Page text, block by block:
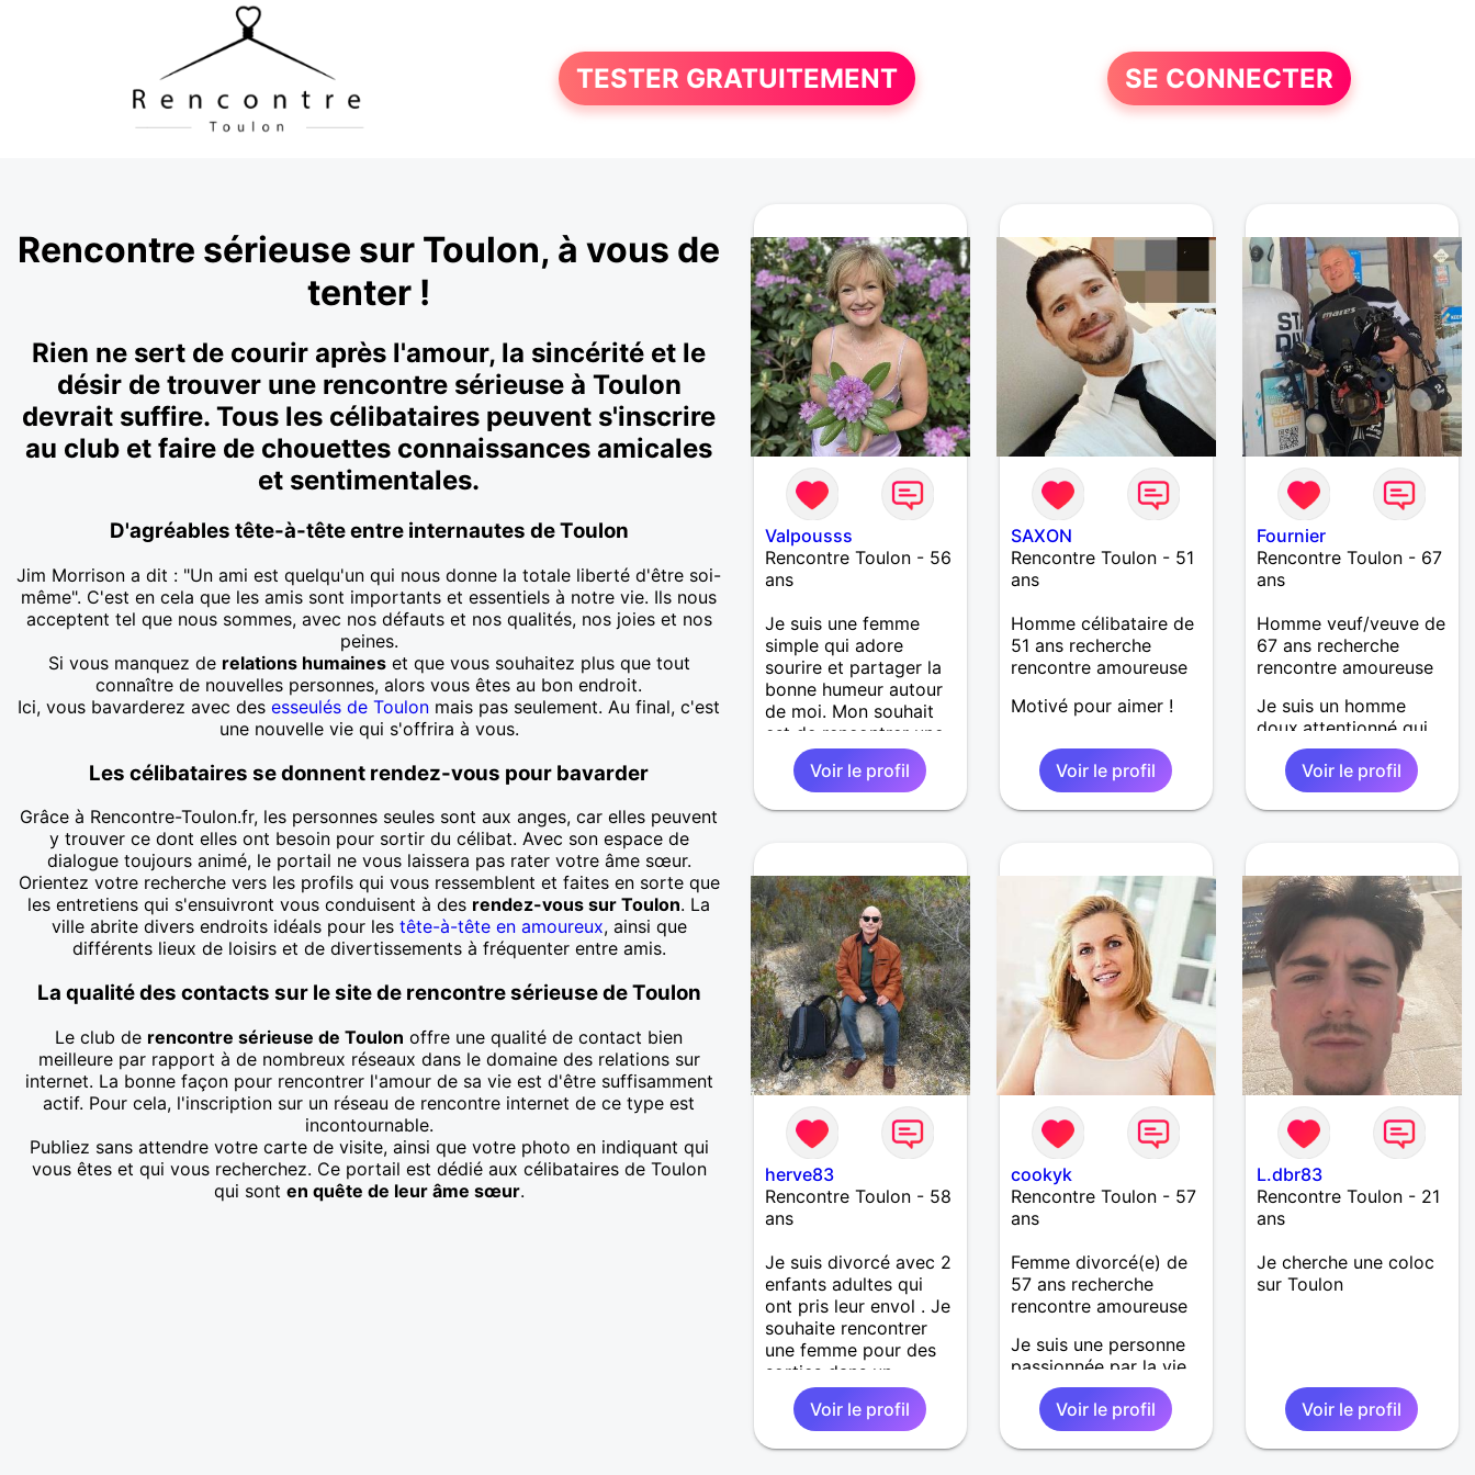
TESTER GRATUITEMENT SE CONNECTER
Rencontre sérieuse sur Toulon, à vous de
tenter !
Rien ne sert de courir après l'amour, la sincérité et le
désir de trouver une rencontre sérieuse à Toulon
devrait suffire. Tous les célibataires peuvent s'inscrire
au club et faire de chouettes connaissances amicales
et sentimentales.
D'agréables tête-à-tête entre internautes de Toulon
Jim Morrison a dit : "Un ami est quelqu'un qui nous donne la totale liberté d'être soi-
même". C'est en cela que les amis sont importants et essentiels à notre vie. Ils nous
acceptent tel que nous sommes, avec nos défauts et nos qualités, nos joies et nos
peines.
Si vous manquez de relations humaineset que vous souhaitez plus que tout
connaître de nouvelles personnes, alors vous êtes au bon endroit.
Ici, vous bavarderez avec des esseulés de Toulon mais pas seulement. Au final, c'est
une nouvelle vie qui s'offrira à vous.
Les célibataires se donnent rendez-vous pour bavarder
Grâce à Rencontre-Toulon.fr, les personnes seules sont aux anges, car elles peuvent
y trouver ce dont elles ont besoin pour sortir du célibat. Avec son espace de
dialogue toujours animé, le portail ne vous laissera pas rater votre âme sœur.
Orientez votre recherche vers les profils qui vous ressemblent et faites en sorte que
les entretiens qui s'ensuivront vous conduisent à des rendez-vous sur Toulon. La
ville abrite divers endroits idéals pour les tête-à-tête en amoureux, ainsi que
différents lieux de loisirs et de divertissements à fréquenter entre amis.
La qualité des contacts sur le site de rencontre sérieuse de Toulon
Le club de rencontre sérieuse de Toulon offre une qualité de contact bien
meilleure par rapport à de nombreux réseaux dans le domaine des relations sur
internet. La bonne façon pour rencontrer l'amour de sa vie est d'être suffisamment
actif. Pour cela, l'inscription sur un réseau de rencontre internet de ce type est
incontournable.
Publiez sans attendre votre carte de visite, ainsi que votre photo en indiquant qui
vous êtes et qui vous recherchez. Ce portail est dédié aux célibataires de Toulon
qui sont en quête de leur âme sœur.
Valpousss
Rencontre Toulon - 56
ans
Je suis une femme
simple qui adore
sourire et partager la
bonne humeur autour
de moi. Mon souhait
est de rencontrer une
personne de belle âme
en vue de dialoguer et
espérer quelque chose
Voir le profil
SAXON
Rencontre Toulon - 51
ans
Homme célibataire de
51 ans recherche
rencontre amoureuse
Motivé pour aimer !
Voir le profil
Fournier
Rencontre Toulon - 67
ans
Homme veuf/veuve de
67 ans recherche
rencontre amoureuse
Je suis un homme
doux,attentionné qui
aime la vie et souhaite
vivre une vie
amoureuse...
Voir le profil
herve83
Rencontre Toulon - 58
ans
Je suis divorcé avec 2
enfants adultes qui
ont pris leur envol . Je
souhaite rencontrer
une femme pour des
sorties dans un
premier temps et
pourquoi pas refaire
ma vie. Quelqu'un
Voir le profil
cookyk
Rencontre Toulon - 57
ans
Femme divorcé(e) de
57 ans recherche
rencontre amoureuse
Je suis une personne
passionnée par la vie,
curieuse et j'aime les
gens ambitieux, à la
recherche de contacts
et rendez vous
Voir le profil
L.dbr83
Rencontre Toulon - 21
ans
Je cherche une coloc
sur Toulon
Voir le profil